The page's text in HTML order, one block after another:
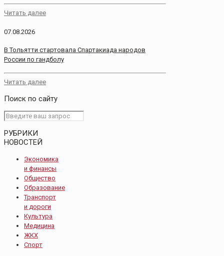
Читать далее
07.08.2026
В Тольятти стартовала Спартакиада народов
России по гандболу
Читать далее
Поиск по сайту
РУБРИКИ
НОВОСТЕЙ
Экономика
и финансы
Общество
Образование
Транспорт
и дороги
Культура
Медицина
ЖКХ
Спорт